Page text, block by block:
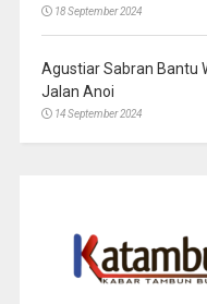
18 September 2024
Agustiar Sabran Bantu
Jalan Anoi
14 September 2024